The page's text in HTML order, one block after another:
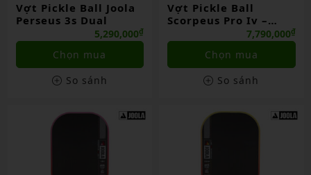
Vợt Pickle Ball Joola
Perseus 3s Dual
5,290,000₫
Chọn mua
So sánh
Vợt Pickle Ball
Scorpeus Pro Iv –
Asia Colorway7,790,000₫
Chọn mua
So sánh